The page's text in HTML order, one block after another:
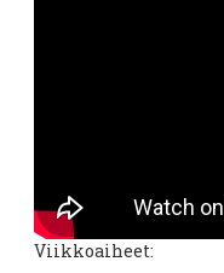
Viikkoaiheet: